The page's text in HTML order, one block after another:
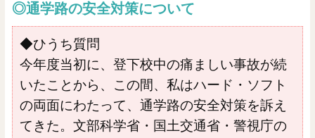
◎通学路の安全対策について
◆ひうち質問
今年度当初に、登下校中の痛ましい事故が続
いたことから、この間、私はハード・ソフト
の両面にわたって、通学路の安全対策を訴え
てきた。文部科学省・国土交通省・警視庁の